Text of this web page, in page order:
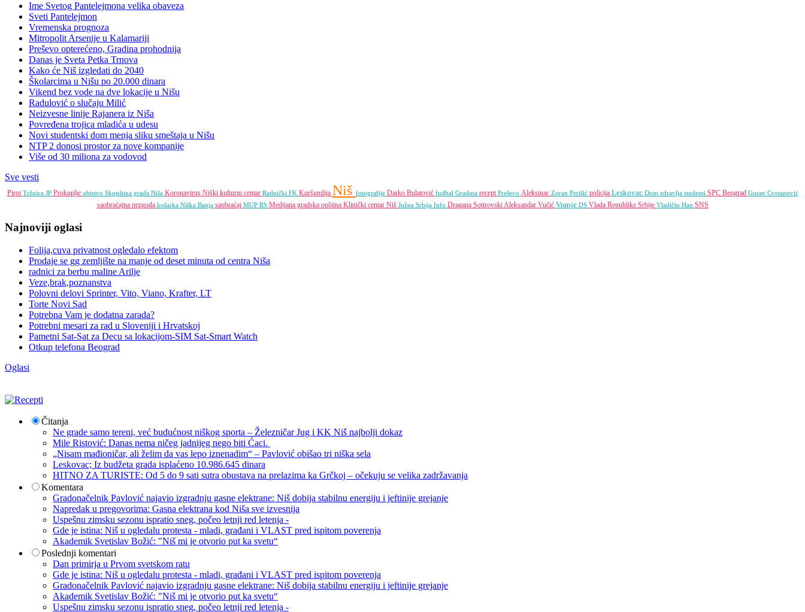
Ime Svetog Pantelejmona velika obaveza
Sveti Pantelejmon
Vremenska prognoza
Mitropolit Arsenije u Kalamariji
Preševo opterećeno, Gradina prohodnija
Danas je Sveta Petka Trnova
Kako će Niš izgledati do 2040
Školarcima u Nišu po 20.000 dinara
Vikend bez vode na dve lokacije u Nišu
Radulović o slučaju Milić
Neizvesne linije Rajanera iz Niša
Povređena trojica mladića u udesu
Novi studentski dom menja sliku smeštaja u Nišu
NTP 2 donosi prostor za nove kompanije
Više od 30 miliona za vodovod
Sve vesti
PirotTržnica JP Prokuplje ubistvo Skupština grada Niša Koronavirus Niški kulturni centar Radnički FK Kuršumlija Niš fotografije Darko Bulatović fudbal Gradina receptPreševo Aleksinac Zoran Perišić policija Leskovac Dom zdravlja studenti SPC Beograd Goran Cvetanović
saobraćajna nezgoda košarka Niška Banja saobraćaj MUP RS Medijana gradska opština Klinički centar Niš Južna Srbija Info Dragana SotirovskiAleksandar Vučić Vranje DS Vlada Republike Srbije Vladičin Han SNS
Najnoviji oglasi
Folija,cuva privatnost ogledalo efektom
Prodaje se gg zemljište na manje od deset minuta od centra Niša
radnici za berbu maline Arilje
Veze,brak,poznanstva
Polovni delovi Sprinter, Vito, Viano, Krafter, LT
Torte Novi Sad
Potrebna Vam je dodatna zarada?
Potrebni mesari za rad u Sloveniji i Hrvatskoj
Pametni Sat-Sat za Decu sa lokacijom-SIM Sat-Smart Watch
Otkup telefona Beograd
Oglasi
Čitanja
Ne grade samo tereni, već budućnost niškog sporta – Železničar Jug i KK Niš najbolji dokaz
Mile Ristović: Danas nema ničeg jadnijeg nego biti Ćaci.
„Nisam mađioničar, ali želim da vas lepo iznenadim“ – Pavlović obišao tri niška sela
Leskovac; Iz budžeta grada isplaćeno 10.986.645 dinara
HITNO ZA TURISTE: Od 5 do 9 sati sutra obustava na prelazima ka Grčkoj – očekuju se velika zadržavanja
Komentara
Gradonačelnik Pavlović najavio izgradnju gasne elektrane: Niš dobija stabilnu energiju i jeftinije grejanje
Napredak u pregovorima: Gasna elektrana kod Niša sve izvesnija
Uspešnu zimsku sezonu ispratio sneg, počeo letnji red letenja -
Gde je istina: Niš u ogledalu protesta - mladi, građani i VLAST pred ispitom poverenja
Akademik Svetislav Božić: "Niš mi je otvorio put ka svetu“
Poslednji komentari
Dan primirja u Prvom svetskom ratu
Gde je istina: Niš u ogledalu protesta - mladi, građani i VLAST pred ispitom poverenja
Gradonačelnik Pavlović najavio izgradnju gasne elektrane: Niš dobija stabilnu energiju i jeftinije grejanje
Akademik Svetislav Božić: "Niš mi je otvorio put ka svetu“
Uspešnu zimsku sezonu ispratio sneg, počeo letnji red letenja -